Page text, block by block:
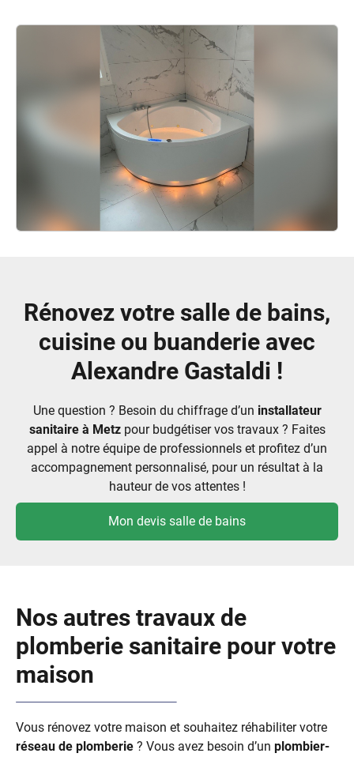
Rénovez votre salle de bains,
cuisine ou buanderie avec
Alexandre Gastaldi !
Une question ? Besoin du chiffrage d’un installateur
sanitaire à Metzpour budgétiser vos travaux ? Faites
appel à notre équipe de professionnels et profitez d’un
accompagnement personnalisé, pour un résultat à la
hauteur de vos attentes !
Mon devis salle de bains
Nos autres travaux de
plomberie sanitaire pour votre
maison
Vous rénovez votre maison et souhaitez réhabiliter votre
réseau de plomberie ? Vous avez besoin d’un plombier-